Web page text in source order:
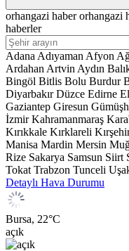
orhangazi haberorhangazi
haberler
Adana Adıyaman Afyon
Ardahan Artvin Aydın
Bingöl Bitlis Bolu Burdur
Diyarbakır Düzce Edirne
Gaziantep Giresun
İzmir Kahramanmaraş
Kırıkkale Kırklareli
Manisa Mardin Mersin
Rize Sakarya Samsun Siirt
Tokat Trabzon Tunceli
Detaylı Hava Durumu
Bursa, 22°C
açık